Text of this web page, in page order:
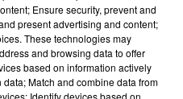
pour l'OGC Nice
feu d’artifice
Ensure security, prevent and
present advertising and content;
These technologies may
and browsing data to offer
based on information actively
Match and combine data from
Identify devices based on